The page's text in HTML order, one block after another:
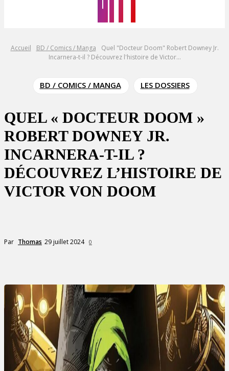
Accueil BD / Comics / Manga
Quel "Docteur Doom" Robert Downey Jr.
Incarnera-t-il ? Découvrez l'histoire de Victor...
BD / COMICS / MANGA LES DOSSIERS
QUEL « DOCTEUR DOOM »
ROBERT DOWNEY JR.
INCARNERA-T-IL ?
DÉCOUVREZ L’HISTOIRE DE
VICTOR VON DOOM
Par Thomas 29 juillet 2024 0